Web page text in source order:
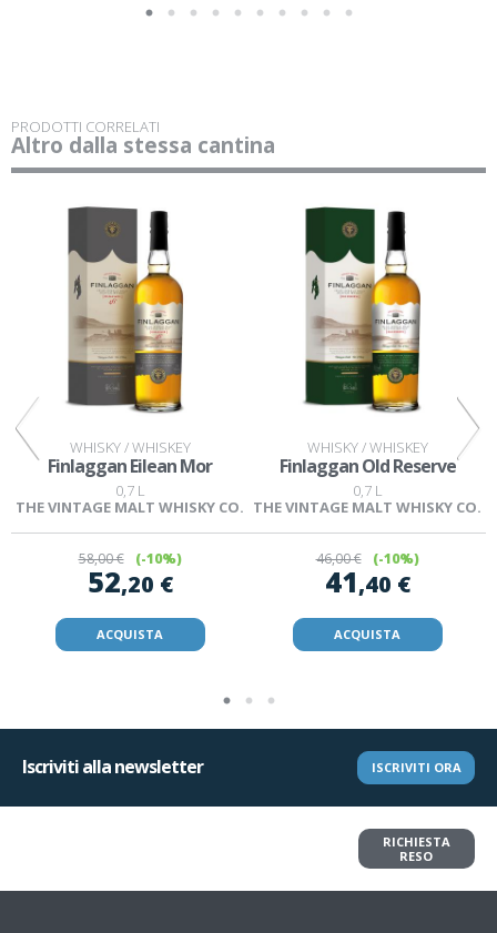
PRODOTTI CORRELATI
Altro dalla stessa cantina
WHISKY / WHISKEY
Finlaggan Eilean Mor
0,7 L
THE VINTAGE MALT WHISKY CO.
58,00 € (-10%)
52,20 €
ACQUISTA
WHISKY / WHISKEY
Finlaggan Old Reserve
0,7 L
THE VINTAGE MALT WHISKY CO.
46,00 € (-10%)
41,40 €
ACQUISTA
Iscriviti alla newsletter ISCRIVITI ORA
RICHIESTA
RESO